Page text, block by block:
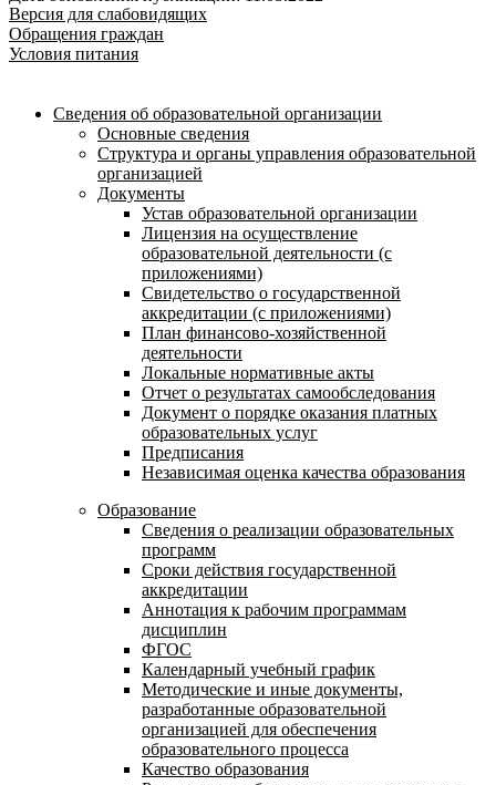
Версия для слабовидящих
Обращения граждан
Условия питания
Сведения об образовательной организации
Основные сведения
Структура и органы управления образовательной
организацией
Документы
Устав образовательной организации
Лицензия на осуществление
образовательной деятельности (с
приложениями)
Свидетельство о государственной
аккредитации (с приложениями)
План финансово-хозяйственной
деятельности
Локальные нормативные акты
Отчет о результатах самообследования
Документ о порядке оказания платных
образовательных услуг
Предписания
Независимая оценка качества образования
Образование
Сведения о реализации образовательных
программ
Сроки действия государственной
аккредитации
Аннотация к рабочим программам
дисциплин
ФГОС
Календарный учебный график
Методические и иные документы,
разработанные образовательной
организацией для обеспечения
образовательного процесса
Качество образования